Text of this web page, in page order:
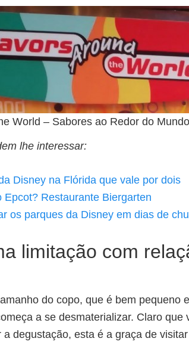
World – Sabores ao Redor do Mundo
lhe interessar:
Disney na Flórida que vale por dois
Epcot? Restaurante Biergarten
os parques da Disney em dias de
limitação com
do copo, que é bem pequeno
a se desmaterializar. Claro
degustação, esta é a graça de